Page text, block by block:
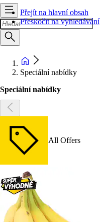
Přejít na hlavní obsah
Přeskočit na vyhledávání
Speciální nabídky
Speciální nabídky
All Offers